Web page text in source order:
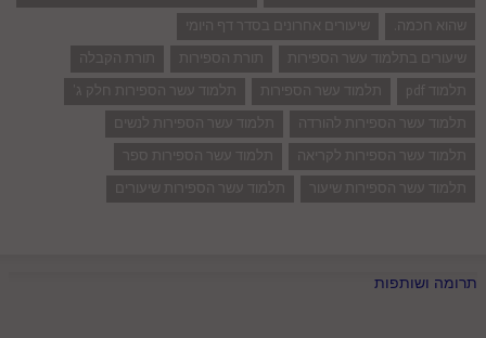
שהוא חכמה.
שיעורים אחרונים בסדר דף היומי
שיעורים בתלמוד עשר הספירות
תורת הספירות
תורת הקבלה
תלמוד pdf
תלמוד עשר הספירות
תלמוד עשר הספירות חלק ג'
תלמוד עשר הספירות להורדה
תלמוד עשר הספירות לנשים
תלמוד עשר הספירות לקריאה
תלמוד עשר הספירות ספר
תלמוד עשר הספירות שיעור
תלמוד עשר הספירות שיעורים
תרומה ושותפות